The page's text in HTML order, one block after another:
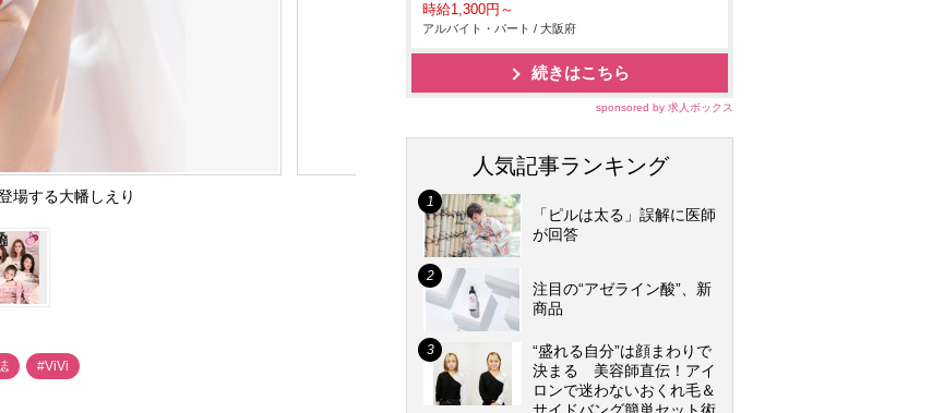
場する大幡しえり
#ViVi
時給1,300円～
アルバイト・パート / 大阪府
続きはこちら
sponsored by 求人ボックス
人気記事ランキング
「ピルは太る」誤解に医師
が回答
注目の“アゼライン酸”、新
商品
“盛れる自分”は顔まわりで
決まる 美容師直伝！アイ
ロンで迷わないおくれ毛＆